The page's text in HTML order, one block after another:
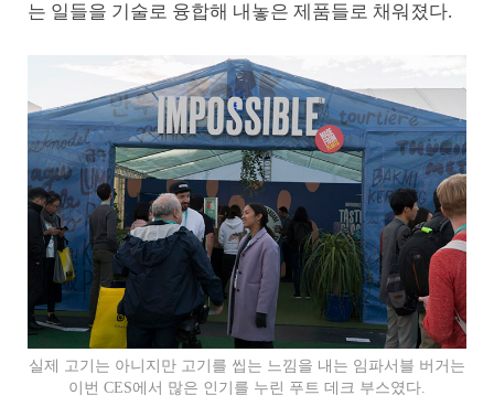
는 일들을 기술로 융합해 내놓은 제품들로 채워졌다.
실제 고기는 아니지만 고기를 씹는 느낌을 내는 임파서블 버거는
이번 CES에서 많은 인기를 누린 푸트 데크 부스였다.